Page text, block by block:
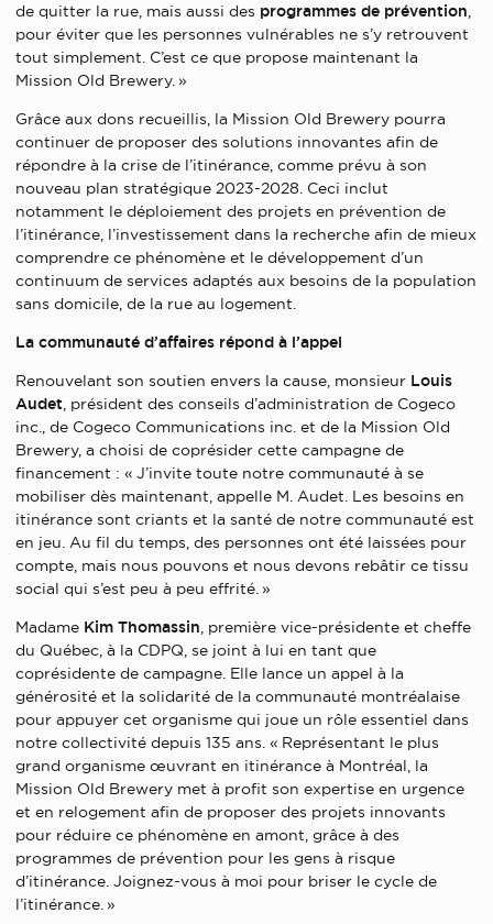
de quitter la rue, mais aussi des programmes de prévention,
pour éviter que les personnes vulnérables ne s’y retrouvent
tout simplement. C’est ce que propose maintenant la
Mission Old Brewery. »
Grâce aux dons recueillis, la Mission Old Brewery pourra
continuer de proposer des solutions innovantes afin de
répondre à la crise de l’itinérance, comme prévu à son
nouveau plan stratégique 2023-2028. Ceci inclut
notamment le déploiement des projets en prévention de
l’itinérance, l’investissement dans la recherche afin de mieux
comprendre ce phénomène et le développement d’un
continuum de services adaptés aux besoins de la population
sans domicile, de la rue au logement.
La communauté d’affaires répond à l’appel
Renouvelant son soutien envers la cause, monsieur Louis
Audet, président des conseils d’administration de Cogeco
inc., de Cogeco Communications inc. et de la Mission Old
Brewery, a choisi de coprésider cette campagne de
financement : « J’invite toute notre communauté à se
mobiliser dès maintenant, appelle M. Audet. Les besoins en
itinérance sont criants et la santé de notre communauté est
en jeu. Au fil du temps, des personnes ont été laissées pour
compte, mais nous pouvons et nous devons rebâtir ce tissu
social qui s’est peu à peu effrité. »
Madame Kim Thomassin, première vice-présidente et cheffe
du Québec, à la CDPQ, se joint à lui en tant que
coprésidente de campagne. Elle lance un appel à la
générosité et la solidarité de la communauté montréalaise
pour appuyer cet organisme qui joue un rôle essentiel dans
notre collectivité depuis 135 ans. « Représentant le plus
grand organisme œuvrant en itinérance à Montréal, la
Mission Old Brewery met à profit son expertise en urgence
et en relogement afin de proposer des projets innovants
pour réduire ce phénomène en amont, grâce à des
programmes de prévention pour les gens à risque
d’itinérance. Joignez-vous à moi pour briser le cycle de
l’itinérance. »